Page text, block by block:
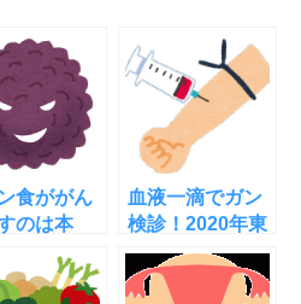
食ががん
のは本
意点などを
血液一滴でガン
検診！2020年東
レが実用化！１
３種類を早期発